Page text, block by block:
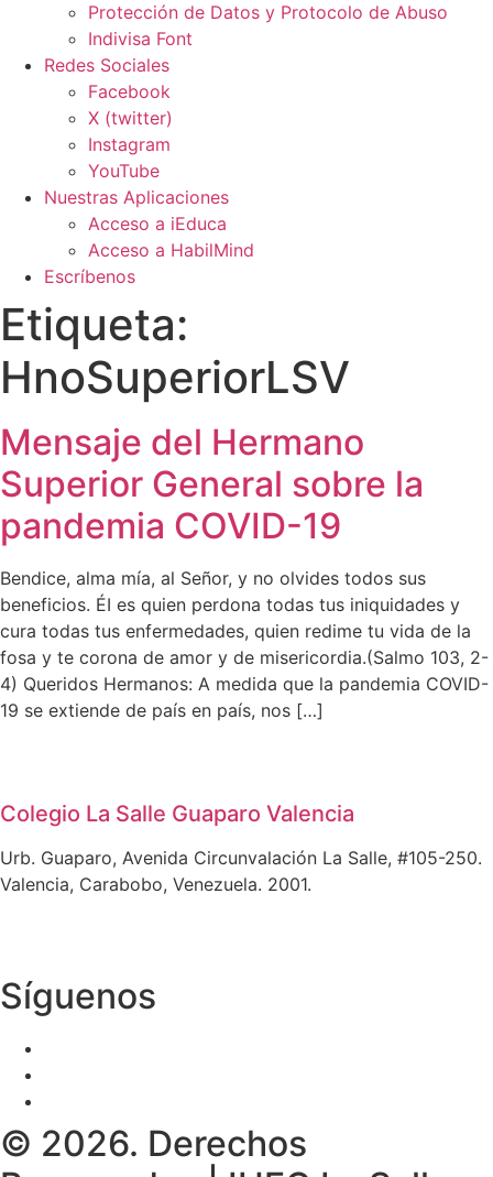
Protección de Datos y Protocolo de Abuso
Indivisa Font
Redes Sociales
Facebook
X (twitter)
Instagram
YouTube
Nuestras Aplicaciones
Acceso a iEduca
Acceso a HabilMind
Escríbenos
Etiqueta:
HnoSuperiorLSV
Mensaje del Hermano
Superior General sobre la
pandemia COVID-19
Bendice, alma mía, al Señor, y no olvides todos sus
beneficios. ÉI es quien perdona todas tus iniquidades y
cura todas tus enfermedades, quien redime tu vida de la
fosa y te corona de amor y de misericordia.(Salmo 103, 2-
4) Queridos Hermanos: A medida que la pandemia COVID-
19 se extiende de país en país, nos […]
Colegio La Salle Guaparo Valencia
Urb. Guaparo, Avenida Circunvalación La Salle, #105-250.
Valencia, Carabobo, Venezuela. 2001.
Síguenos
© 2026. Derechos